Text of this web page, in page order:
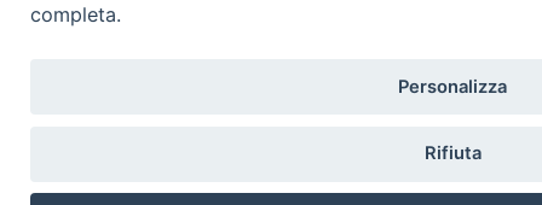
completa.
Personalizza
Rifiuta